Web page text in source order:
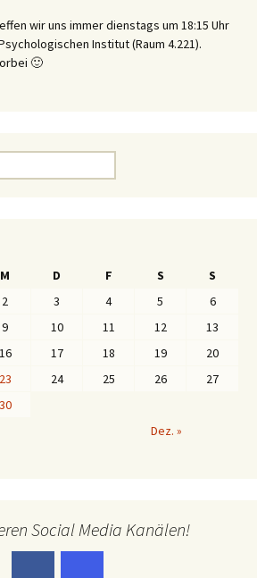
wir uns immer dienstags um 18:15 Uhr
Institut (Raum 4.221).
🙂
M D F S
S
2 3 4 5
6
9 10 11 12
13
16 17 18 19
20
23 24 25 26
27
30
Dez. »
Social Media Kanälen!